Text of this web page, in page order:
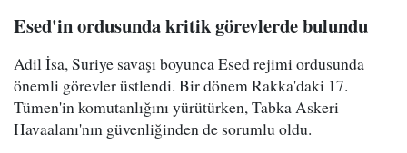
Esed'in ordusunda kritik görevlerde bulundu
Adil İsa, Suriye savaşı boyunca Esed rejimi ordusunda
önemli görevler üstlendi. Bir dönem Rakka'daki 17.
Tümen'in komutanlığını yürütürken, Tabka Askeri
Havaalanı'nın güvenliğinden de sorumlu oldu.